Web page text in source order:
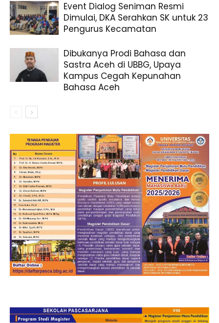
Event Dialog Seniman Resmi
Dimulai, DKA Serahkan SK untuk 23
Pengurus Kecamatan
Dibukanya Prodi Bahasa dan
Sastra Aceh di UBBG, Upaya
Kampus Cegah Kepunahan
Bahasa Aceh